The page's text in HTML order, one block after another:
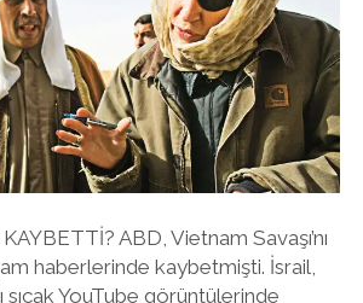
ABD, Vietnam Savaşı’nı
haberlerinde kaybetmişti. İsrail,
sıcak YouTube görüntülerinde